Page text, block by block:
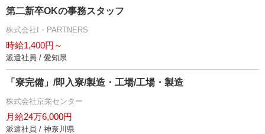
第二新卒OKの事務スタッフ
株式会社I・PARTNERS
時給1,400円～
派遣社員 / 愛知県
「寮完備」/即入寮/製造・工場/工場・製造
株式会社京栄センター
月給24万6,000円
派遣社員 / 神奈川県